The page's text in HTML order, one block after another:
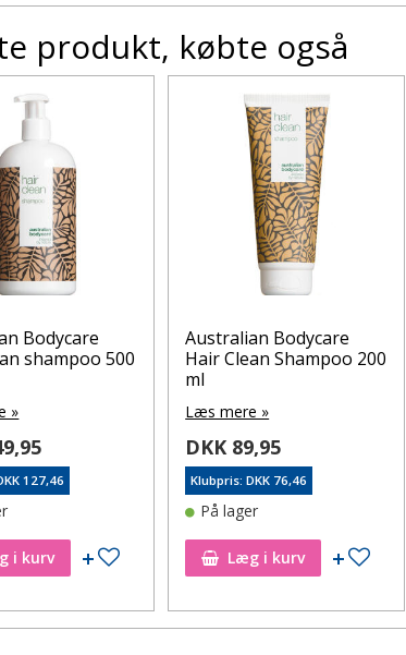
produkt, købte også
Bodycare
shampoo 500
»
127,46
i kurv Tilføj til ønskeseddel
Australian Bodycare
Hair Clean Shampoo 200
ml
Læs mere »
DKK 89,95
Klubpris: DKK 76,46
På lager
Læg i kurv Tilføj